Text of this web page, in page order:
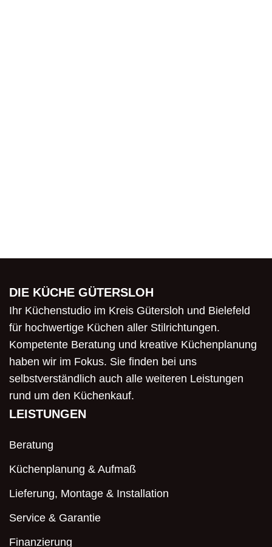
DIE KÜCHE GÜTERSLOH
Ihr Küchenstudio im Kreis Gütersloh und Bielefeld
für hochwertige Küchen aller Stilrichtungen.
Kompetente Beratung und kreative Küchenplanung
haben wir im Fokus. Sie finden bei uns
selbstverständlich auch alle weiteren Leistungen
rund um den Küchenkauf.
LEISTUNGEN
Beratung
Küchenplanung & Aufmaß
Lieferung, Montage & Installation
Service & Garantie
Finanzierung